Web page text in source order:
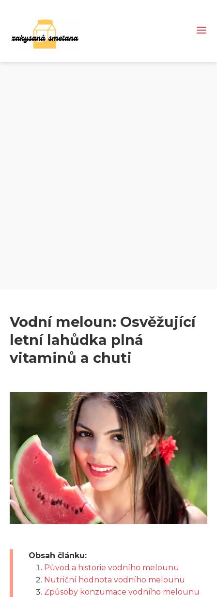
Vodní meloun: Osvěžující
letní lahůdka plná
vitaminů a chuti
Obsah článku:
Původ a historie vodního melounu
Nutriční hodnota vodního melounu
Způsoby konzumace vodního melounu